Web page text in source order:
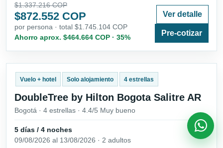
$1.337.216 COP
$872.552 COP
por persona · total $1.745.104 COP
Ahorro aprox. $464.664 COP · 35%
Ver detalle
Pre-cotizar
Vuelo + hotel Solo alojamiento 4 estrellas
DoubleTree by Hilton Bogota Salitre AR
Bogotá · 4 estrellas · 4.4/5 Muy bueno
5 días / 4 noches
09/08/2026 al 13/08/2026 · 2 adultos